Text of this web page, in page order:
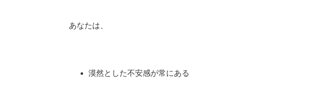
あなたは、
漠然とした不安感が常にある